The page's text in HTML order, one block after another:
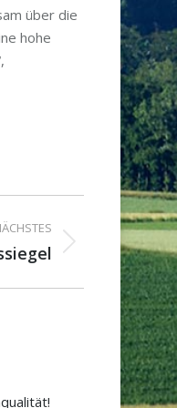
über die
hohe